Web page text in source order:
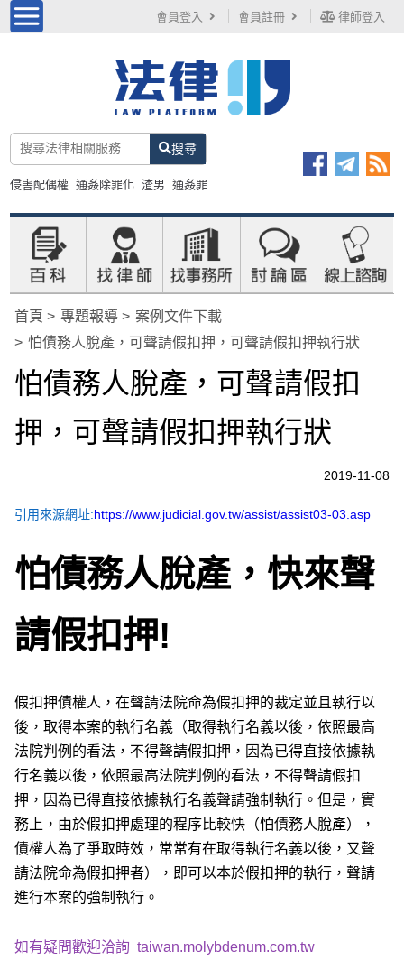
會員登入 會員註冊 律師登入
搜尋
侵害配偶權 通姦除罪化 渣男 通姦罪
首頁 專題報導
案例文件下載
怕債務人脫產，可聲請假扣押，可聲請假扣押執行狀
怕債務人脫產，可聲請假扣
押，可聲請假扣押執行狀
2019-11-08
引用來源網址:https://www.judicial.gov.tw/assist/assist03-03.asp
怕債務人脫產，快來聲
請假扣押!
假扣押債權人，在聲請法院命為假扣押的裁定並且執行以
後，取得本案的執行名義（取得執行名義以後，依照最高
法院判例的看法，不得聲請假扣押，因為已得直接依據執
行名義以後，依照最高法院判例的看法，不得聲請假扣
押，因為已得直接依據執行名義聲請強制執行。但是，實
務上，由於假扣押處理的程序比較快（怕債務人脫產），
債權人為了爭取時效，常常有在取得執行名義以後，又聲
請法院命為假扣押者），即可以本於假扣押的執行，聲請
進行本案的強制執行。
如有疑問歡迎洽詢taiwan.molybdenum.com.tw